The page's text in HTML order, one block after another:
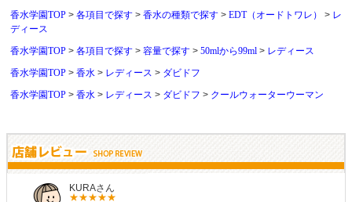
香水学園TOP
各項目で探す 香水の種類で探す EDT（オードトワレ）
レ
ディース
香水学園TOP
各項目で探す 容量で探す 50mlから99ml
レディース
香水学園TOP
香水 レディース
ダビドフ
香水学園TOP
香水 レディース ダビドフ クールウォーターウーマン